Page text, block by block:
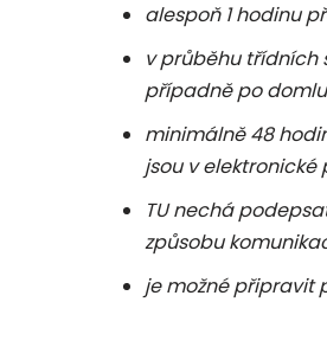
alespoň 1 hodinu
v průběhu třídních
případně po
minimálně 48
jsou v elektronické
TU nechá
způsobu
je možné připravit